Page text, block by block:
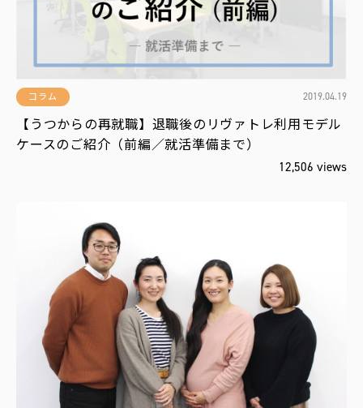
コラム 2019.04.19
【うつからの再就職】退職後のリヴァトレ利用モデル
ケースのご紹介（前編／就活準備まで）
12,506 views